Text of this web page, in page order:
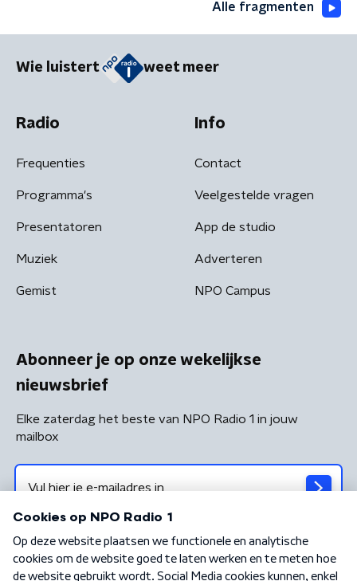
Alle fragmenten
Wie luistert weet meer
Radio
Frequenties
Programma's
Presentatoren
Muziek
Gemist
Info
Contact
Veelgestelde vragen
App de studio
Adverteren
NPO Campus
Abonneer je op onze wekelijkse
nieuwsbrief
Elke zaterdag het beste van NPO Radio 1 in jouw
mailbox